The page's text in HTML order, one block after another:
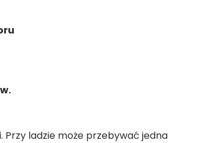
ladzie może przebywać jedna